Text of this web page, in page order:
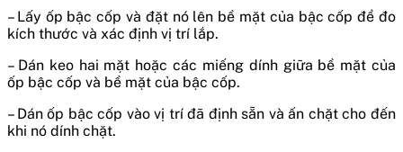
– Lấy ốp bậc cốp và đặt nó lên bề mặt của bậc cốp để đo
kích thước và xác định vị trí lắp.
– Dán keo hai mặt hoặc các miếng dính giữa bề mặt của
ốp bậc cốp và bề mặt của bậc cốp.
– Dán ốp bậc cốp vào vị trí đã định sẵn và ấn chặt cho đến
khi nó dính chặt.